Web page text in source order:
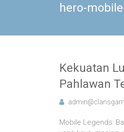
hero-
Kekuatan
Pahlawan
Mobile Legends: